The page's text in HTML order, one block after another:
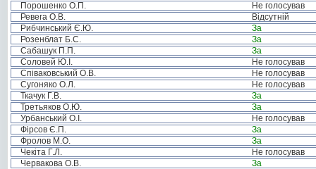
Порошенко О.П.
Не голосував
Ревега О.В.
Відсутній
Рибчинський Є.Ю.
За
Розенблат Б.С.
За
Сабашук П.П.
За
Соловей Ю.І.
Не голосував
Співаковський О.В.
Не голосував
Сугоняко О.Л.
Не голосував
Ткачук Г.В.
За
Третьяков О.Ю.
За
Урбанський О.І.
Не голосував
Фірсов Є.П.
За
Фролов М.О.
За
Чекіта Г.Л.
Не голосував
Червакова О.В.
За